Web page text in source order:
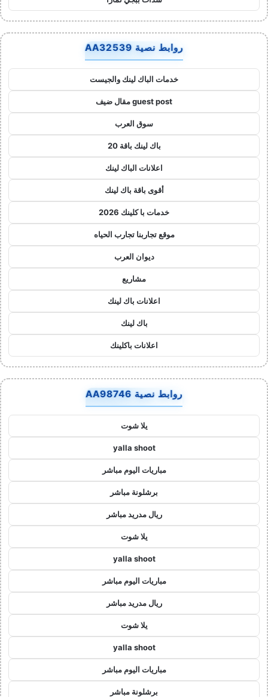
روابط نصية AA32539
خدمات الباك لينك والجيست
guest post مقال ضيف
سوق العرب
باك لينك باقة 20
اعلانات الباك لينك
أقوى باقة باك لينك
خدمات با كلينك 2026
موقع تجاربنا تجارب الحياه
ديوان العرب
مشاريع
اعلانات باك لينك
باك لينك
اعلانات باكلينك
روابط نصية AA98746
يلا شوت
yalla shoot
مباريات اليوم مباشر
برشلونة مباشر
ريال مدريد مباشر
يلا شوت
yalla shoot
مباريات اليوم مباشر
ريال مدريد مباشر
يلا شوت
yalla shoot
مباريات اليوم مباشر
برشلونة مباشر